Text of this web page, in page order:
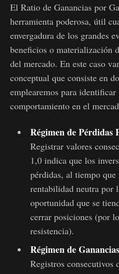
El Ratio de Ganancias por
herramienta poderosa, útil
envergadura de los grandes
beneficios o materialización
del mercado. En este caso
conceptual que consiste en
emplearemos para identificar
comportamiento en el
Régimen de Pérdidas
Registrar valores
1,0 indica que los
pérdidas, al tiempo
rentabilidad neutra por
oportunidad que se
cerrar posiciones (por
resistencia).
Régimen de
Registros consecutivos